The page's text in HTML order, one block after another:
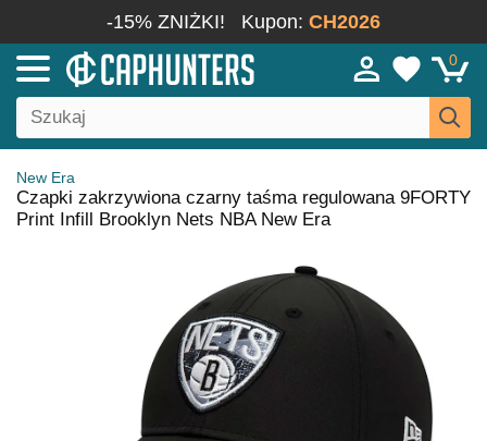
-15% ZNIŻKI! Kupon: CH2026
0
New Era
Czapki zakrzywiona czarny taśma regulowana 9FORTY
Print Infill Brooklyn Nets NBA New Era